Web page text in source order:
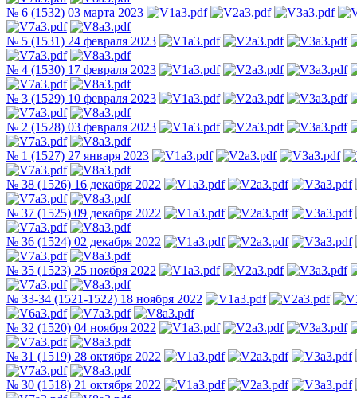
№ 6 (1532) 03 марта 2023
№ 5 (1531) 24 февраля 2023
№ 4 (1530) 17 февраля 2023
№ 3 (1529) 10 февраля 2023
№ 2 (1528) 03 февраля 2023
№ 1 (1527) 27 января 2023
№ 38 (1526) 16 декабря 2022
№ 37 (1525) 09 декабря 2022
№ 36 (1524) 02 декабря 2022
№ 35 (1523) 25 ноября 2022
№ 33-34 (1521-1522) 18 ноября 2022
№ 32 (1520) 04 ноября 2022
№ 31 (1519) 28 октября 2022
№ 30 (1518) 21 октября 2022